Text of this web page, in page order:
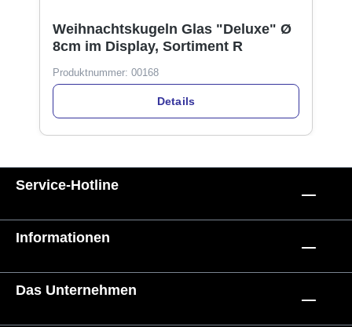
Weihnachtskugeln Glas "Deluxe" Ø
8cm im Display, Sortiment R
Produktnummer: 00168
Details
Service-Hotline
Informationen
Das Unternehmen